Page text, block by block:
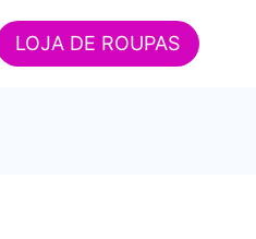
LOJA DE ROUPAS